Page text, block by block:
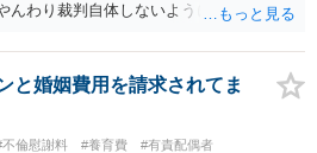
んわり裁判自体しないように説得するの
と婚姻費用を請求されてま
不倫慰謝料 #養育費 #有責配偶者